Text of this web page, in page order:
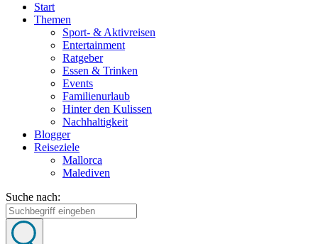
Start
Themen
Sport- & Aktivreisen
Entertainment
Ratgeber
Essen & Trinken
Events
Familienurlaub
Hinter den Kulissen
Nachhaltigkeit
Blogger
Reiseziele
Mallorca
Malediven
Suche nach: